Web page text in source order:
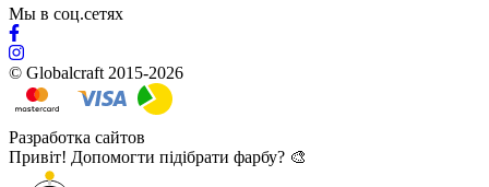
Мы в соц.сетях
© Globalcraft 2015-2026
Разработка сайтов
Привіт! Допомогти підібрати фарбу? 🎨